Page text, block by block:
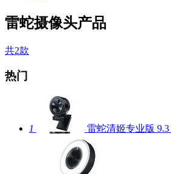
雷蛇摄像头产品
共2款
热门
1 雷蛇清姬专业版 9.3